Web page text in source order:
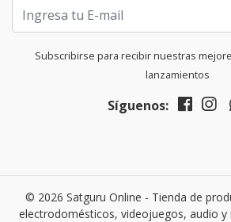
Subscribirse para recibir nuestras
lanzamientos
Síguenos:
© 2026 Satguru Online - Tienda de
electrodomésticos, videojuegos, audio y